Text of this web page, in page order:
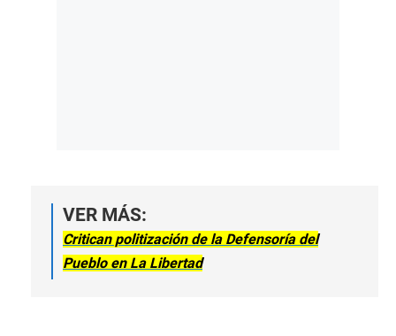
VER MÁS:
Critican politización de la Defensoría del
Pueblo en La Libertad